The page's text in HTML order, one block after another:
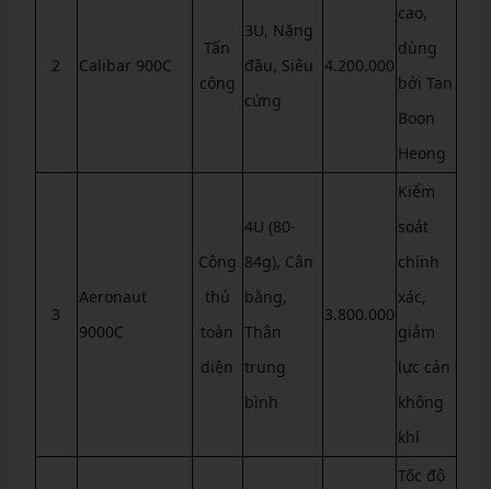
2 Calibar 900C
Tấn
công
3U, Nặng
đầu, Siêu
cứng
4.200.000
cao,
dùng
bởi Tan
Boon
Heong
3
Aeronaut
9000C
Công
thủ
toàn
diện
4U (80-
84g), Cân
bằng,
Thân
trung
bình
3.800.000
Kiểm
soát
chính
xác,
giảm
lực cản
không
khí
Tốc độ